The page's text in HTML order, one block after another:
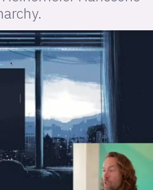
koder
inn/ut